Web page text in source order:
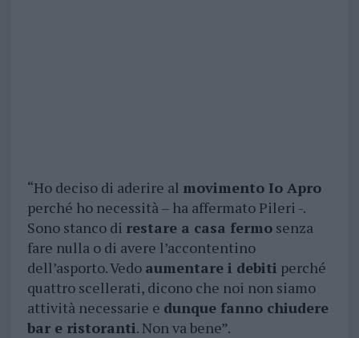
“Ho deciso di aderire al movimento Io Apro
perché ho necessità – ha affermato Pileri -.
Sono stanco di restare a casa fermosenza
fare nulla o di avere l’accontentino
dell’asporto. Vedo aumentare i debiti perché
quattro scellerati, dicono che noi non siamo
attività necessarie e dunque fanno chiudere
bar e ristoranti. Non va bene”.